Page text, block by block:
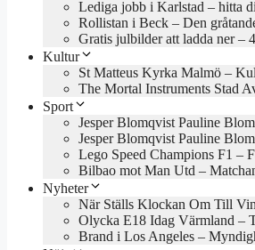
Lediga jobb i Karlstad – hitta
Rollistan i Beck – Den
Gratis julbilder att ladda ner –
Kultur
St Matteus Kyrka Malmö –
The Mortal Instruments Stad
Sport
Jesper Blomqvist Pauline
Jesper Blomqvist Pauline
Lego Speed Champions F1 –
Bilbao mot Man Utd –
Nyheter
När Ställs Klockan Om Till
Olycka E18 Idag Värmland –
Brand i Los Angeles –